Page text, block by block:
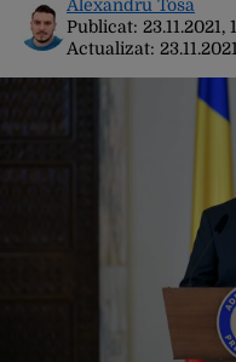
Alexandru Tosa
Publicat: 23.11.2021,
Actualizat: